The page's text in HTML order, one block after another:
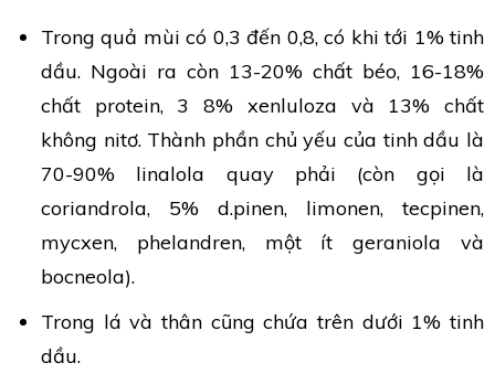
Trong quả mùi có 0,3 đến 0,8, có khi tới 1% tinh
dầu. Ngoài ra còn 13-20% chất béo, 16-18%
chất protein, 3 8% xenluloza và 13% chất
không nitơ. Thành phần chủ yếu của tinh dầu là
70-90% linalola quay phải (còn gọi là
coriandrola, 5% d.pinen, limonen, tecpinen,
mycxen, phelandren, một ít geraniola và
bocneola).
Trong lá và thân cũng chứa trên dưới 1% tinh
dầu.